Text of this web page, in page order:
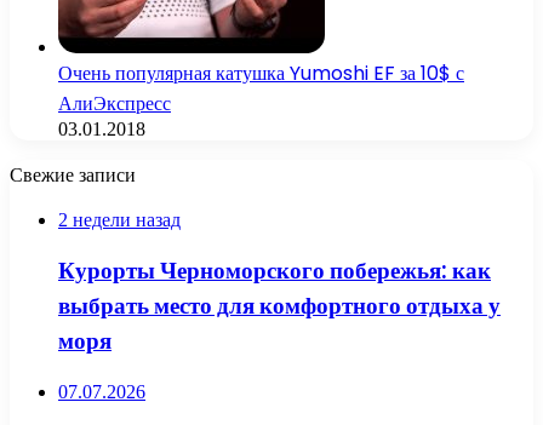
Очень популярная катушка Yumoshi EF за 10$ с
АлиЭкспресс
03.01.2018
Свежие записи
2 недели назад
Курорты Черноморского побережья: как
выбрать место для комфортного отдыха у
моря
07.07.2026